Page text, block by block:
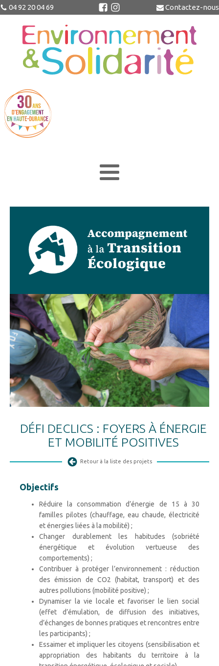
04 92 20 04 69 Contactez-nous
DÉFI DECLICS : FOYERS À ÉNERGIE
ET MOBILITÉ POSITIVES
Retour à la liste des projets
Objectifs
Réduire la consommation d’énergie de 15 à 30
familles pilotes (chauffage, eau chaude, électricité
et énergies liées à la mobilité) ;
Changer durablement les habitudes (sobriété
énergétique et évolution vertueuse des
comportements) ;
Contribuer à protéger l’environnement : réduction
des émission de CO2 (habitat, transport) et des
autres pollutions (mobilité positive) ;
Dynamiser la vie locale et favoriser le lien social
(effet d’émulation, de diffusion des initiatives,
d’échanges de bonnes pratiques et rencontres entre
les participants) ;
Essaimer et impliquer les citoyens (sensibilisation et
appropriation des habitants du territoire à la